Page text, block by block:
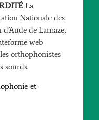
La
Nationale des
de Lamaze,
web
orthophonistes
sourds.
et-